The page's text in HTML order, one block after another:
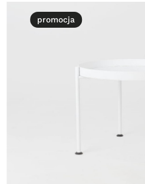
promocja